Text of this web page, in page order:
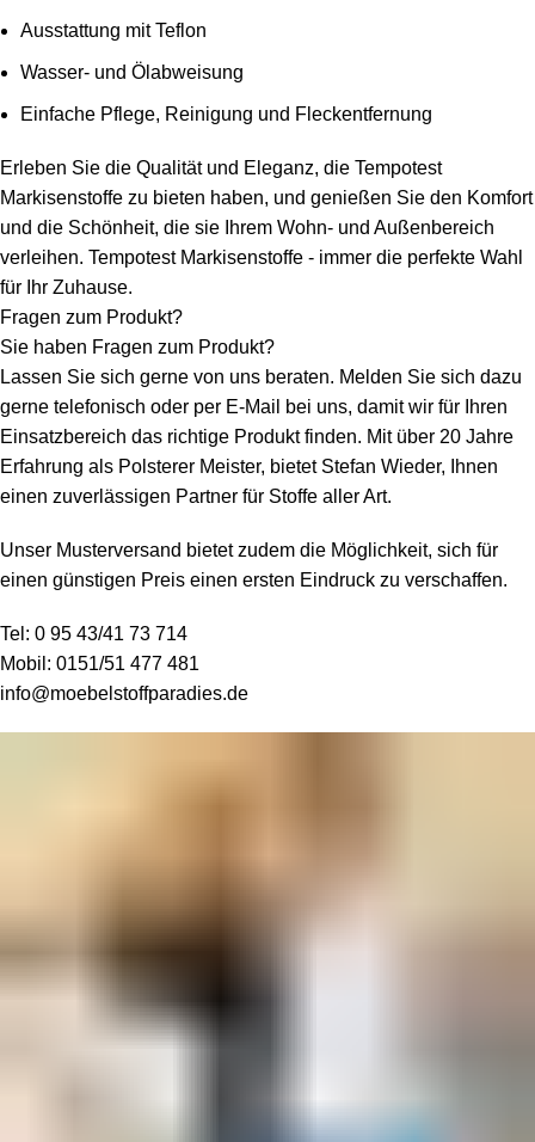
Ausstattung mit Teflon
Wasser- und Ölabweisung
Einfache Pflege, Reinigung und Fleckentfernung
Erleben Sie die Qualität und Eleganz, die Tempotest
Markisenstoffe zu bieten haben, und genießen Sie den Komfort
und die Schönheit, die sie Ihrem Wohn- und Außenbereich
verleihen. Tempotest Markisenstoffe - immer die perfekte Wahl
für Ihr Zuhause.
Fragen zum Produkt?
Sie haben Fragen zum Produkt?
Lassen Sie sich gerne von uns beraten. Melden Sie sich dazu
gerne telefonisch oder per E-Mail bei uns, damit wir für Ihren
Einsatzbereich das richtige Produkt finden. Mit über 20 Jahre
Erfahrung als Polsterer Meister, bietet Stefan Wieder, Ihnen
einen zuverlässigen Partner für Stoffe aller Art.
Unser Musterversand bietet zudem die Möglichkeit, sich für
einen günstigen Preis einen ersten Eindruck zu verschaffen.
Tel: 0 95 43/41 73 714
Mobil: 0151/51 477 481
info@moebelstoffparadies.de